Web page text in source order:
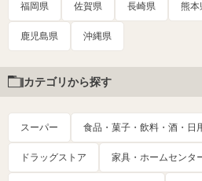
福岡県 佐賀県 長崎県 熊本
鹿児島県 沖縄県
カテゴリから探す
スーパー 食品・菓子・飲料・酒・日
ドラッグストア 家具・ホームセンタ